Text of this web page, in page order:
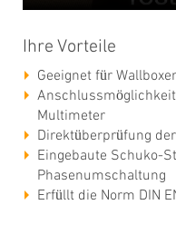
Ihre Vorteile
Geeignet für
Multimeter
Direktüberprüfung
Eingebaute Schuko-
Phasenumschaltung
Erfüllt die Norm DIN